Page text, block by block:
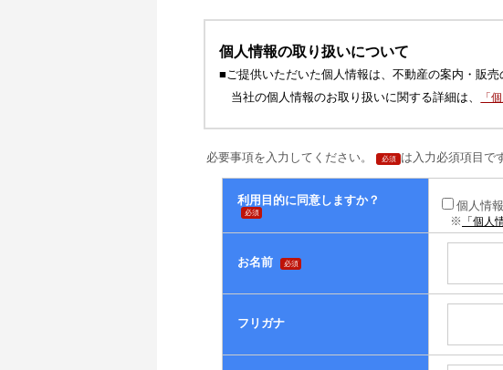
個人情報の取り扱いについて
■ご提供いただいた個人情報は、不動産の案内・販売
当社の個人情報のお取り扱いに関する詳細は、
「
必要事項を入力してください。 必須 は入力必須項目で
利用目的に同意しますか？
必須
個人情
※
「個人
お名前 必須
フリガナ